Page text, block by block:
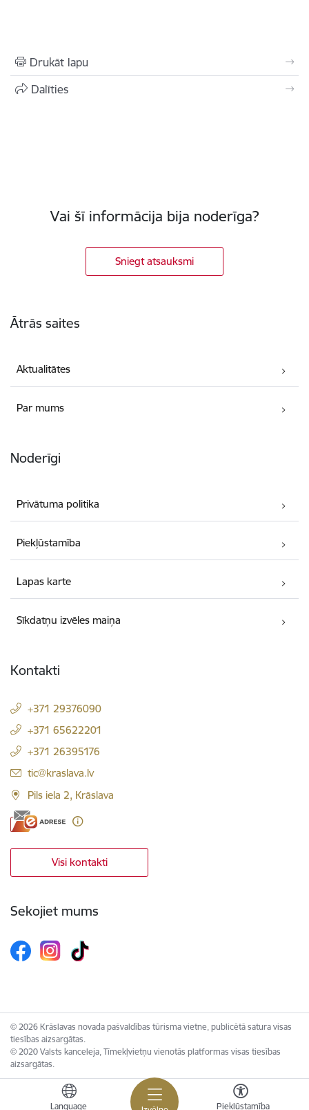
Language Piekļūstamība
Drukāt lapu
Dalīties
Vai šī informācija bija noderīga?
Sniegt atsauksmi
Ātrās saites
Aktualitātes
Par mums
Noderīgi
Privātuma politika
Piekļūstamība
Lapas karte
Sīkdatņu izvēles maiņa
Kontakti
+371 29376090
+371 65622201
+371 26395176
E-pasts:
tic@kraslava.lv
Pils iela 2, Krāslava
Visi kontakti
Sekojiet mums
© 2026 Krāslavas novada pašvaldības tūrisma vietne, publicētā satura visas
tiesības aizsargātas.
© 2020 Valsts kanceleja, Tīmekļvietņu vienotās platformas visas tiesības
aizsargātas.